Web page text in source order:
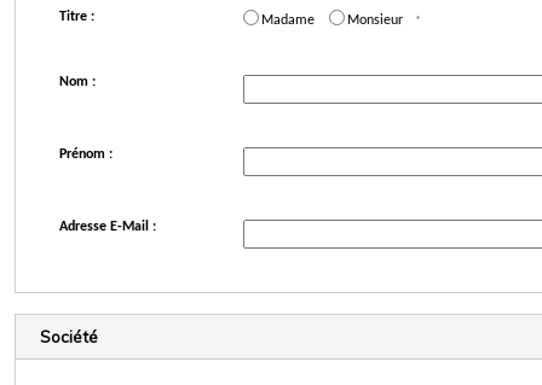
Titre : Madame Monsieur *
Nom :
Prénom :
Adresse E-Mail :
Société